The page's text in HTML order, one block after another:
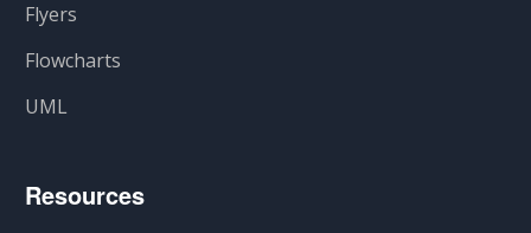
Flyers
Flowcharts
UML
Resources